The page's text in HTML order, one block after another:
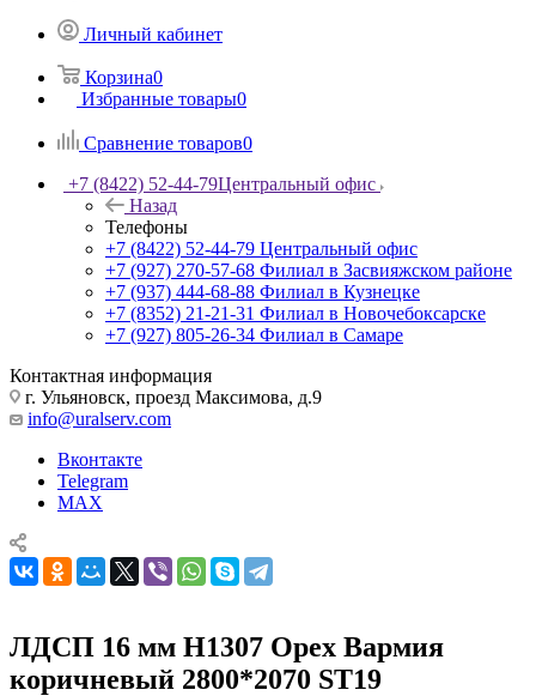
Личный кабинет
Корзина0
Избранные товары0
Сравнение товаров0
+7 (8422) 52-44-79Центральный офис
Назад
Телефоны
+7 (8422) 52-44-79 Центральный офис
+7 (927) 270-57-68 Филиал в Засвияжском районе
+7 (937) 444-68-88 Филиал в Кузнецке
+7 (8352) 21-21-31 Филиал в Новочебоксарске
+7 (927) 805-26-34 Филиал в Самаре
Контактная информация
г. Ульяновск, проезд Максимова, д.9
info@uralserv.com
Вконтакте
Telegram
MAX
ЛДСП 16 мм H1307 Орех Вармия
коричневый 2800*2070 ST19